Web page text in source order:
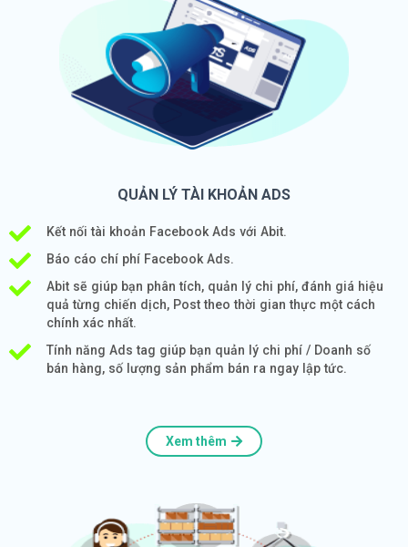
QUẢN LÝ TÀI KHOẢN ADS
Kết nối tài khoản Facebook Ads với Abit.
Báo cáo chí phí Facebook Ads.
Abit sẽ giúp bạn phân tích, quản lý chi phí, đánh giá hiệu
quả từng chiến dịch, Post theo thời gian thực một cách
chính xác nhất.
Tính năng Ads tag giúp bạn quản lý chi phí / Doanh số
bán hàng, số lượng sản phẩm bán ra ngay lập tức.
Xem thêm